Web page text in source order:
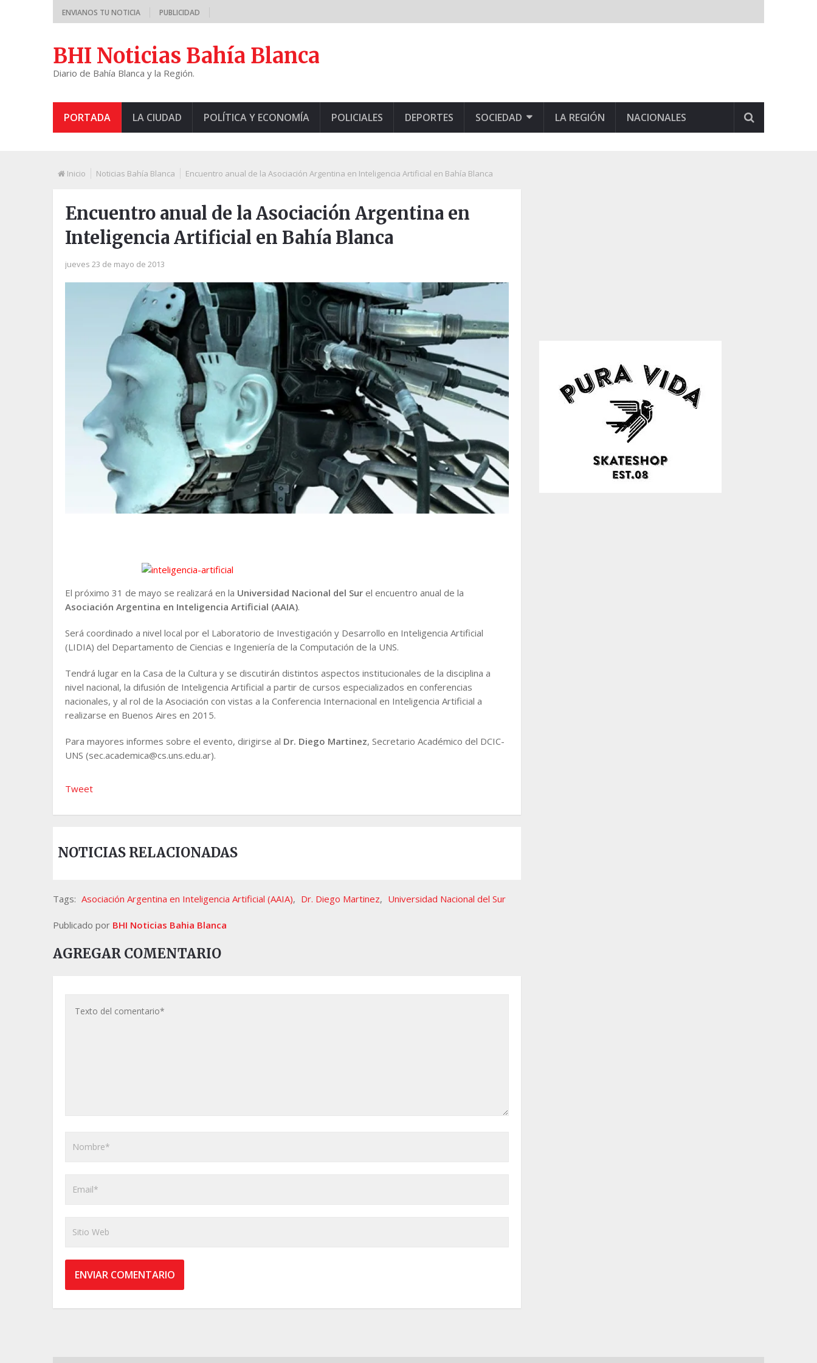
ENVIANOS TU NOTICIA PUBLICIDAD
BHI Noticias Bahía Blanca
Diario de Bahía Blanca y la Región.
PORTADA LA CIUDAD POLÍTICA Y ECONOMÍA POLICIALES DEPORTES SOCIEDAD LA REGIÓN NACIONALES
Inicio Noticias Bahía Blanca Encuentro anual de la Asociación Argentina en Inteligencia Artificial en Bahía Blanca
Encuentro anual de la Asociación Argentina en
Inteligencia Artificial en Bahía Blanca
jueves 23 de mayo de 2013
El próximo 31 de mayo se realizará en la Universidad Nacional del Sur el encuentro anual de la
Asociación Argentina en Inteligencia Artificial (AAIA).
Será coordinado a nivel local por el Laboratorio de Investigación y Desarrollo en Inteligencia Artificial
(LIDIA) del Departamento de Ciencias e Ingeniería de la Computación de la UNS.
Tendrá lugar en la Casa de la Cultura y se discutirán distintos aspectos institucionales de la disciplina a
nivel nacional, la difusión de Inteligencia Artificial a partir de cursos especializados en conferencias
nacionales, y al rol de la Asociación con vistas a la Conferencia Internacional en Inteligencia Artificial a
realizarse en Buenos Aires en 2015.
Para mayores informes sobre el evento, dirigirse al Dr. Diego Martinez, Secretario Académico del DCIC-
UNS (sec.academica@cs.uns.edu.ar).
Tweet
NOTICIAS RELACIONADAS
Tags: Asociación Argentina en Inteligencia Artificial (AAIA), Dr. Diego Martinez, Universidad Nacional del Sur
Publicado por BHI Noticias Bahia Blanca
AGREGAR COMENTARIO